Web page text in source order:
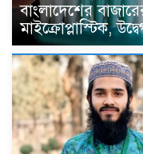
বাংলাদেশের
মাইক্রোপ্লাস্টিক,